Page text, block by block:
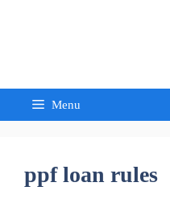
Menu
ppf loan rules